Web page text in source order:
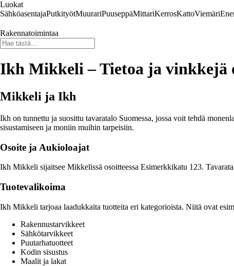
Luokat
SähköasentajaPutkityötMuurariPuuseppäMittariKerrosKattoViemäri
Rakennatoimintaa
Ikh Mikkeli – Tietoa ja vinkkejä
Mikkeli ja Ikh
Ikh on tunnettu ja suosittu tavaratalo Suomessa, jossa voit tehdä
sisustamiseen ja moniin muihin tarpeisiin.
Osoite ja Aukioloajat
Ikh Mikkeli sijaitsee Mikkelissä osoitteessa Esimerkkikatu 123.
Tuotevalikoima
Ikh Mikkeli tarjoaa laadukkaita tuotteita eri kategorioista. Niitä ovat
Rakennustarvikkeet
Sähkötarvikkeet
Puutarhatuotteet
Kodin sisustus
Maalit ja lakat